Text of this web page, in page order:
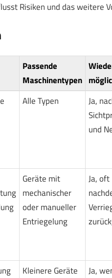
Risiken und das weitere
Passende
Maschinentypen
Alle Typen
Ja,
und
Geräte mit
mechanischer
oder manueller
Entriegelung
Ja, oft
Kleinere Geräte
Ja,